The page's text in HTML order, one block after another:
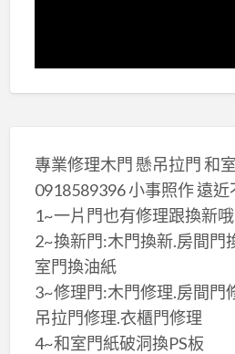
專業修理木門 懸吊拉門 和
0918589396 小事照作 遠近
1~一片門也有修理跟換新
2~換新門:木門換新.房間門
室門換油紙
3~修理門:木門修理.房間門
吊拉門修理.衣櫃門修理
4~和室門紙破洞換PS板